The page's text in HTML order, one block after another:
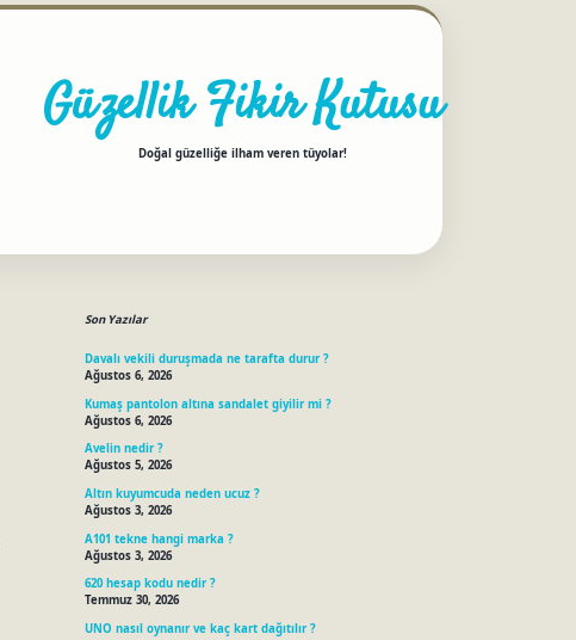
Güzellik Fikir Kutusu
Doğal güzelliğe ilham veren tüyolar!
Son Yazılar
Davalı vekili duruşmada ne tarafta durur ?
Ağustos 6, 2026
Kumaş pantolon altına sandalet giyilir mi ?
Ağustos 6, 2026
Avelin nedir ?
Ağustos 5, 2026
Altın kuyumcuda neden ucuz ?
Ağustos 3, 2026
A101 tekne hangi marka ?
Ağustos 3, 2026
620 hesap kodu nedir ?
Temmuz 30, 2026
UNO nasıl oynanır ve kaç kart dağıtılır ?